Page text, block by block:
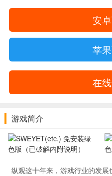
安
苹
在
游戏简介
纵观这十年来，游戏行业的发